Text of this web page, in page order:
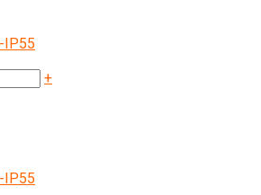
IP55
+
IP55